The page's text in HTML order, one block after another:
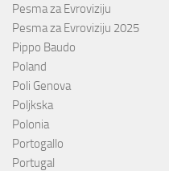
Pesma za Evroviziju
Pesma za Evroviziju 2025
Pippo Baudo
Poland
Poli Genova
Poljkska
Polonia
Portogallo
Portugal